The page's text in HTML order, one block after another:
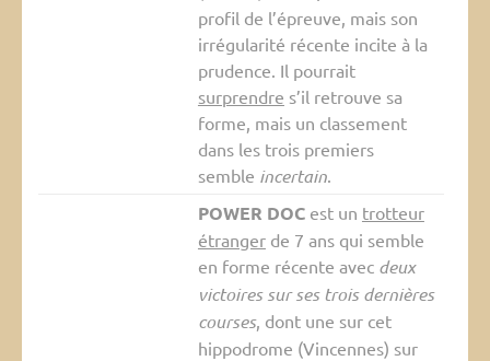
profil de l’épreuve, mais son
irrégularité récente incite à la
prudence. Il pourrait
surprendre s’il retrouve sa
forme, mais un classement
dans les trois premiers
semble incertain.
POWER DOCest un trotteur
étrangerde 7 ans qui semble
en forme récente avec deux
victoires sur ses trois dernières
courses, dont une sur cet
hippodrome (Vincennes) sur